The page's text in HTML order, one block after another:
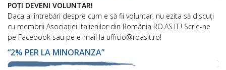
POȚI DEVENI VOLUNTAR!
Daca ai întrebări despre cum e să fii voluntar, nu ezita să discuți
cu membrii Asociației Italienilor din România RO.AS.IT.! Scrie-ne
pe Facebook sau pe e-mail la ufficio@roasit.ro!
“2% PER LA MINORANZA”